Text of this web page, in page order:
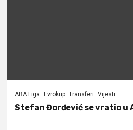
ABA Liga Evrokup Transferi Vijesti
Stefan Đorđević se vratio u